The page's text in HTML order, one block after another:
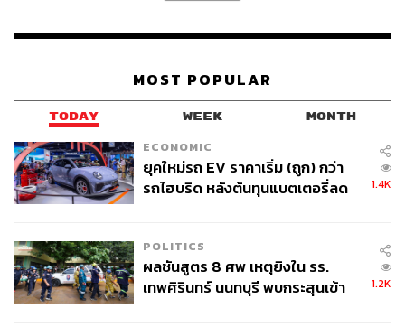
MOST POPULAR
TODAY WEEK MONTH
ECONOMIC
ยุคใหม่รถ EV ราคาเริ่ม (ถูก) กว่า
รถไฮบริด หลังต้นทุนแบตเตอรี่ลด
1.4K
POLITICS
ผลชันสูตร 8 ศพ เหตุยิงใน รร.
เทพศิรินทร์ นนทบุรี พบกระสุนเข้า
1.2K